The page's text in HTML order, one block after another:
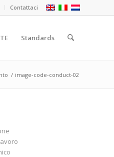
Contattaci
Standards
/ image-code-conduct-02